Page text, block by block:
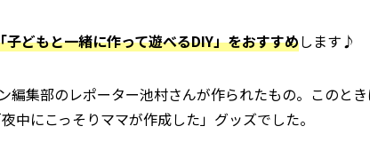
子どもと一緒に作って遊べるDIY」をおすすめします♪
編集部のレポーター池村さんが作られたもの。このと
中にこっそりママが作成した」グッズでした。